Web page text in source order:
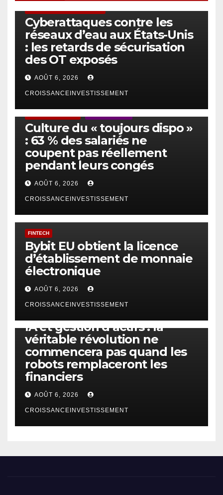
Cyberattaques contre les
réseaux d’eau aux États-Unis
: les retards de sécurisation
des OT exposés
AOÛT 6, 2026
CROISSANCEINVESTISSEMENT
Culture du « toujours dispo »
: 63 % des salariés ne
coupent pas réellement
pendant leurs congés
AOÛT 6, 2026
CROISSANCEINVESTISSEMENT
FINTECH
Bybit EU obtient la licence
d’établissement de monnaie
électronique
AOÛT 6, 2026
CROISSANCEINVESTISSEMENT
IA et gestion d’actifs : la
véritable révolution ne
commencera pas quand les
robots remplaceront les
financiers
AOÛT 6, 2026
CROISSANCEINVESTISSEMENT